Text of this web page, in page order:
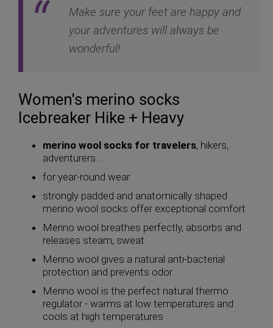
Make sure your feet are happy and
your adventures will always be
wonderful!
Women's merino socks
Icebreaker Hike + Heavy
merino wool socks for travelers, hikers,
adventurers…
for year-round wear
strongly padded and anatomically shaped
merino wool socks offer exceptional comfort
Merino wool breathes perfectly, absorbs and
releases steam, sweat
Merino wool gives a natural anti-bacterial
protection and prevents odor
Merino wool is the perfect natural thermo
regulator - warms at low temperatures and
cools at high temperatures